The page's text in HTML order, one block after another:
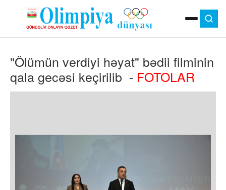
MOK
OLIMPIYA OYUNLARI
ÇAP VERSIYASI
TV
MƏDƏNIYYƏT
"Ölümün verdiyi həyat" bədii filminin
qala gecəsi keçirilib - FOTOLAR